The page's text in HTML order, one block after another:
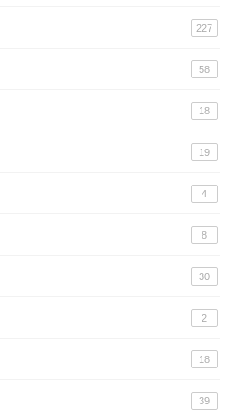
227
58
18
19
4
8
30
2
18
39